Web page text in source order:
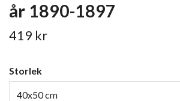
år 1890-1897
419 kr
Storlek
40x50 cm